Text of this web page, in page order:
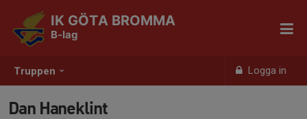
Truppen Logga in
IK GÖTA BROMMA
B-lag
Dan Haneklint